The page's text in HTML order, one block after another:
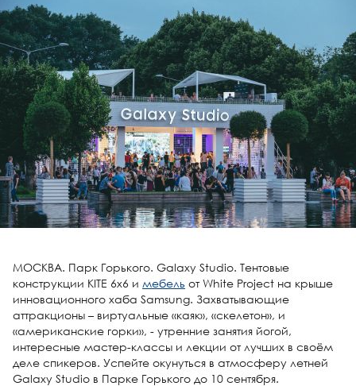
МОСКВА. Парк Горького. Galaxy Studio. Тентовые
конструкции KITE 6x6 и мебель от White Project на крыше
инновационного хаба Samsung. Захватывающие
аттракционы – виртуальные «каяк», «скелетон», и
«американские горки», - утренние занятия йогой,
интересные мастер-классы и лекции от лучших в своём
деле спикеров. Успейте окунуться в атмосферу летней
Galaxy Studio в Парке Горького до 10 сентября.